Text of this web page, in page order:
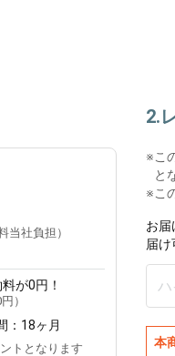
当社負担）
が0円！
）
： 18ヶ月
トとなります
2.
※こ
と
※こ
お届
届
本